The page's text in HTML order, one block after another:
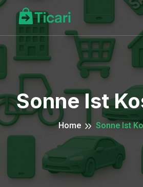
Sonne Ist
Home Sonne Ist